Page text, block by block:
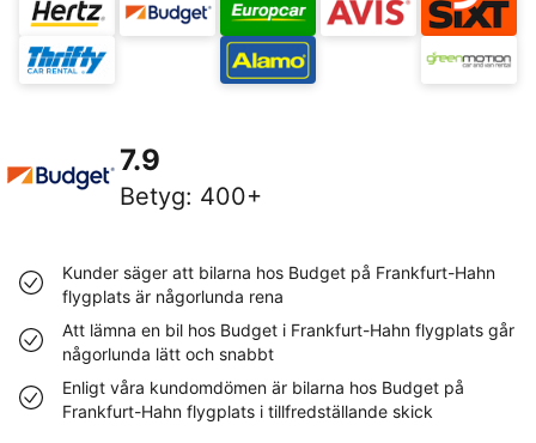
7.9
Betyg: 400+
Kunder säger att bilarna hos Budget på Frankfurt-Hahn
flygplats är någorlunda rena
Att lämna en bil hos Budget i Frankfurt-Hahn flygplats går
någorlunda lätt och snabbt
Enligt våra kundomdömen är bilarna hos Budget på
Frankfurt-Hahn flygplats i tillfredställande skick